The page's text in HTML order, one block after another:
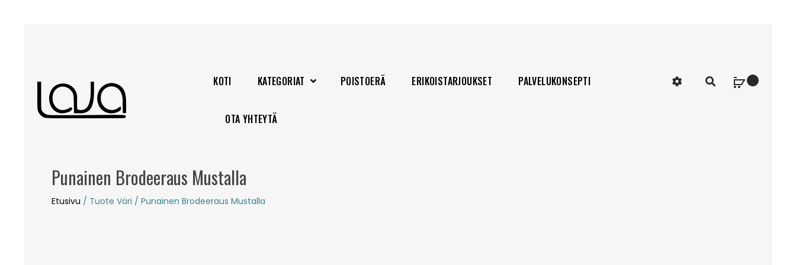
KOTI KATEGORIAT POISTOERÄ ERIKOISTARJOUKSET PALVELUKONSEPTI
OTA YHTEYTÄ
Punainen Brodeeraus Mustalla
Etusivu / Tuote Väri / Punainen Brodeeraus Mustalla